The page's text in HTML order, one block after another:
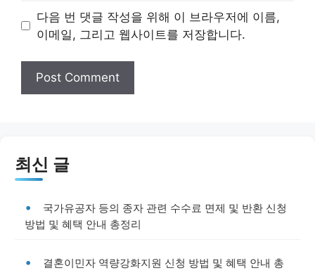
다음 번 댓글 작성을 위해 이 브라우저에 이름,
이메일, 그리고 웹사이트를 저장합니다.
최신 글
국가유공자 등의 종자 관련 수수료 면제 및 반환 신청
방법 및 혜택 안내 총정리
결혼이민자 역량강화지원 신청 방법 및 혜택 안내 총